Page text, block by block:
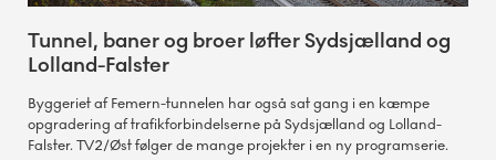
Tunnel, baner og broer løfter Sydsjælland og
Lolland-Falster
Byggeriet af Femern-tunnelen har også sat gang i en kæmpe
opgradering af trafikforbindelserne på Sydsjælland og Lolland-
Falster. TV2/Øst følger de mange projekter i en ny programserie.